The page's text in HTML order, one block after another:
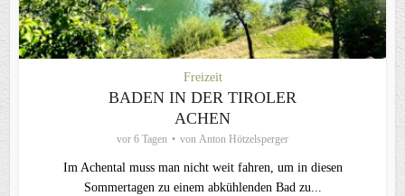
Freizeit
BADEN IN DER TIROLER
ACHEN
vor 6 Tagen von Anton Hötzelsperger
Im Achental muss man nicht weit fahren, um in diesen
Sommertagen zu einem abkühlenden Bad zu...